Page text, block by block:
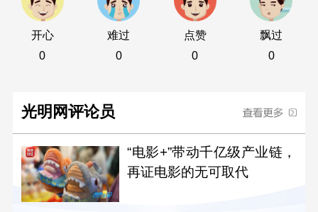
开心
0
难过
0
点赞
0
飘过
0
光明网评论员
“电影+”带动千亿级产业链，
再证电影的无可取代